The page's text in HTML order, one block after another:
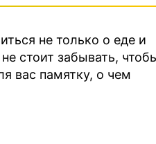
не только о еде и
стоит забывать,
вас памятку, о чем